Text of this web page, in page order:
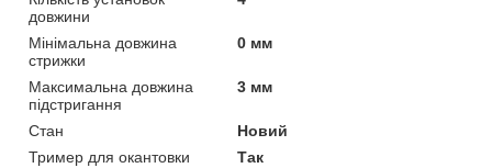
довжини
Мінімальна довжина
стрижки
0 мм
Максимальна довжина
підстригання
3 мм
Стан
Новий
Тример для окантовки
Так